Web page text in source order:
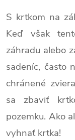
S krtkom na
Keď však
záhradu alebo
sadeníc, často
chránené
sa zbaviť
pozemku. Ako
vyhnať krtka!